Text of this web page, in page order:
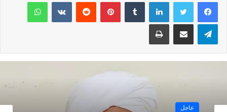
ليس له قيمة ومعنى ، و مزاحمته للقطاع الخاص كما يقول !! بينما
ساويرس يعلم جيداً بأن الجيش والقطاع الخاص شركاء في التنمية
والتطوير والبناء وحماية مقدرات ومكتسبات الشعب المصري ، ثم
اعمال بقيمة ٧٥ مليار جنيه خلال السنوات الماضيه .وهكذا دوالي
تيلقرام مشاركة عبر البريد طباعة
عاجل